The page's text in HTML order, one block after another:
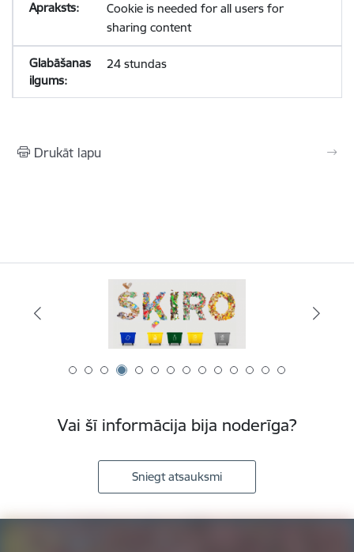
Cookie is needed for all users for
sharing content
24 stundas
Drukāt lapu
Vai šī informācija bija noderīga?
Sniegt atsauksmi